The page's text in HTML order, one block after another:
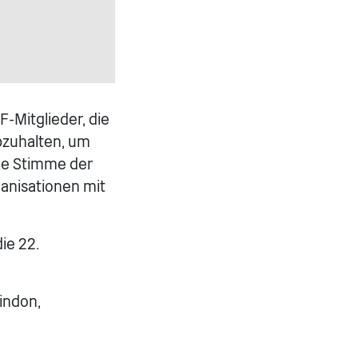
Mitglieder, die
um
Stimme der
mit
22.